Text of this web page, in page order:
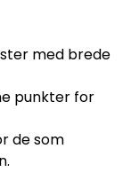
med brede
punkter for
de som